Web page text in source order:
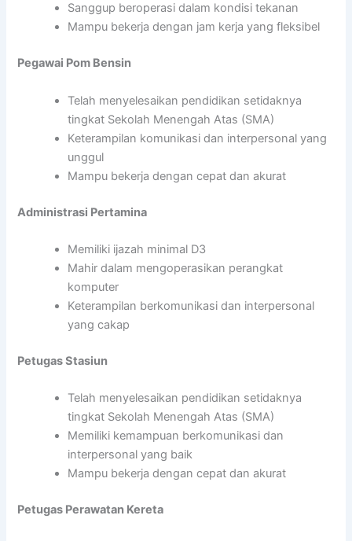
Sanggup beroperasi dalam kondisi tekanan
Mampu bekerja dengan jam kerja yang fleksibel
Pegawai Pom Bensin
Telah menyelesaikan pendidikan setidaknya
tingkat Sekolah Menengah Atas (SMA)
Keterampilan komunikasi dan interpersonal yang
unggul
Mampu bekerja dengan cepat dan akurat
Administrasi Pertamina
Memiliki ijazah minimal D3
Mahir dalam mengoperasikan perangkat
komputer
Keterampilan berkomunikasi dan interpersonal
yang cakap
Petugas Stasiun
Telah menyelesaikan pendidikan setidaknya
tingkat Sekolah Menengah Atas (SMA)
Memiliki kemampuan berkomunikasi dan
interpersonal yang baik
Mampu bekerja dengan cepat dan akurat
Petugas Perawatan Kereta